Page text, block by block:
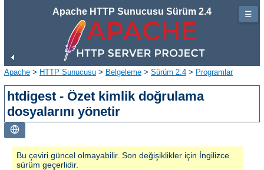
Apache HTTP Sunucusu Sürüm 2.4
Apache > HTTP Sunucusu > Belgeleme > Sürüm 2.4 > Programlar
htdigest - Özet kimlik doğrulama
dosyalarını yönetir
Bu çeviri güncel olmayabilir. Son değişiklikler için İngilizce
sürüm geçerlidir.
☰